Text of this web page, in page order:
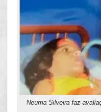
Neuma Silveira faz